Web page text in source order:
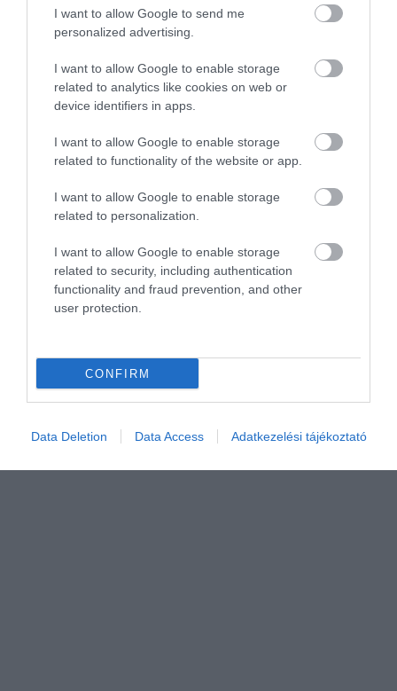
I want to allow Google to send me
personalized advertising.
I want to allow Google to enable storage
related to analytics like cookies on web or
device identifiers in apps.
I want to allow Google to enable storage
related to functionality of the website or app.
I want to allow Google to enable storage
related to personalization.
I want to allow Google to enable storage
related to security, including authentication
functionality and fraud prevention, and other
user protection.
CONFIRM
Data Deletion Data Access Adatkezelési tájékoztató
5.0
Összesen 2
5 2
4 0
0
2 0
1 0